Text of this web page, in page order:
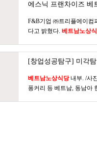
에스닉 프랜차이즈 베
F&B기업 ㈜트리플에이컴
다고 밝혔다. 베트남노상
[창업성공탐구] 미각
베트남노상식당내부. /사
퐁커리 등 베트남, 동남아